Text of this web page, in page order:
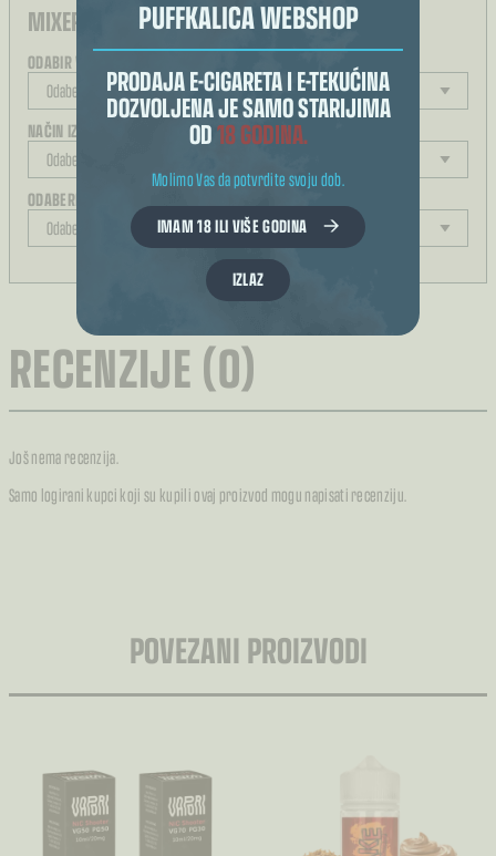
PUFFKALICA WEBSHOP
PRODAJA E-CIGARETA I E-TEKUĆINA
DOZVOLJENA JE SAMO STARIJIMA
OD18 GODINA.
Molimo Vas da potvrdite svoju dob.
IMAM 18 ILI VIŠE GODINA
IZLAZ
MIXER E-TEKUĆINA:
ODABIR VELIČINE BOČICE
NAČIN IZRAČUNA KOLIČINE
ODABERITE JAČINU
REZULTAT ODABIRA
RECENZIJE (0)
Još nema recenzija.
Samo logirani kupci koji su kupili ovaj proizvod mogu napisati recenziju.
POVEZANI PROIZVODI